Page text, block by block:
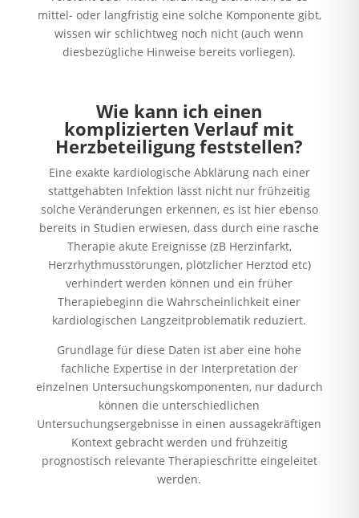
mittel- oder langfristig eine solche Komponente gibt,
wissen wir schlichtweg noch nicht (auch wenn
diesbezügliche Hinweise bereits vorliegen).
Wie kann ich einen
komplizierten Verlauf mit
Herzbeteiligung feststellen?
Eine exakte kardiologische Abklärung nach einer
stattgehabten Infektion lässt nicht nur frühzeitig
solche Veränderungen erkennen, es ist hier ebenso
bereits in Studien erwiesen, dass durch eine rasche
Therapie akute Ereignisse (zB Herzinfarkt,
Herzrhythmusstörungen, plötzlicher Herztod etc)
verhindert werden können und ein früher
Therapiebeginn die Wahrscheinlichkeit einer
kardiologischen Langzeitproblematik reduziert.
Grundlage für diese Daten ist aber eine hohe
fachliche Expertise in der Interpretation der
einzelnen Untersuchungskomponenten, nur dadurch
können die unterschiedlichen
Untersuchungsergebnisse in einen aussagekräftigen
Kontext gebracht werden und frühzeitig
prognostisch relevante Therapieschritte eingeleitet
werden.